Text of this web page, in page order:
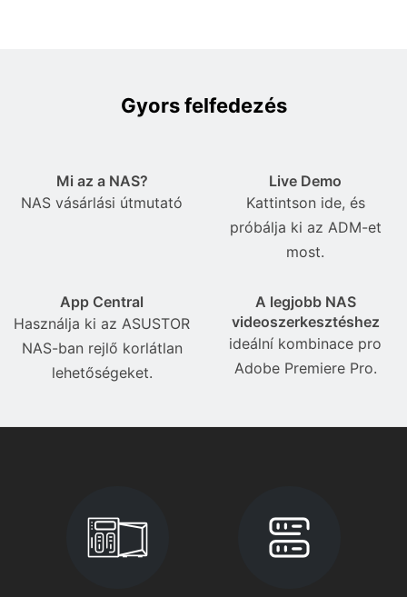
Gyors felfedezés
Mi az a NAS?
NAS vásárlási útmutató
Live Demo
Kattintson ide, és
próbálja ki az ADM-et
most.
App Central
Használja ki az ASUSTOR
NAS-ban rejlő korlátlan
lehetőségeket.
A legjobb NAS
videoszerkesztéshez
ideální kombinace pro
Adobe Premiere Pro.